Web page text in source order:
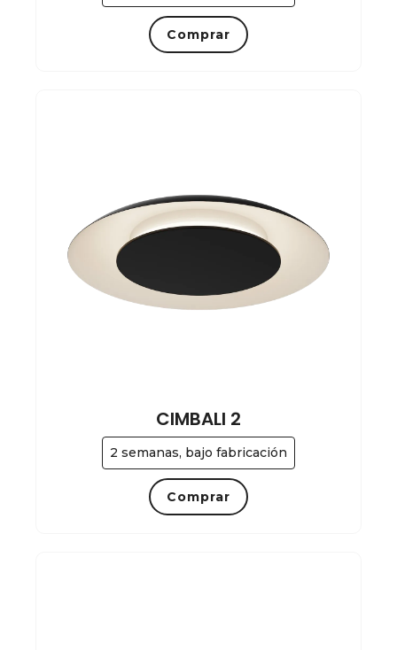
Comprar
2 semanas, bajo fabricación
CIMBALI 2
Comprar